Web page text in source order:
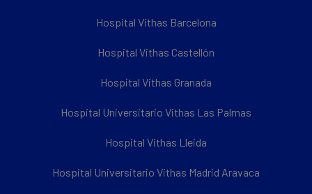
Hospital Vithas Barcelona
Hospital Vithas Castellón
Hospital Vithas Granada
Hospital Universitario Vithas Las Palmas
Hospital Vithas Lleida
Hospital Universitario Vithas Madrid Aravaca